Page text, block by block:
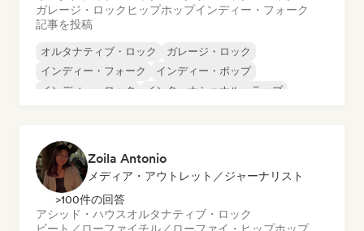
ガレージ・ロック ヒップホップインディー・フォーク
記事を投稿
オルタナティブ・ロック
ガレージ・ロック
インディー・フォーク
インディー・ポップ
インディー・ロック
インターナショナル・ラップ
Zoila Antonio
メディア・アウトレット／ジャーナリスト
>100件の回答
アシッド・ハウスオルタナティブ・ロック